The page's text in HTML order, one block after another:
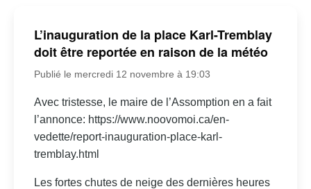
L’inauguration de la place Karl-Tremblay
doit être reportée en raison de la météo
Publié le mercredi 12 novembre à 19:03
Avec tristesse, le maire de l’Assomption en a fait
l’annonce: https://www.noovomoi.ca/en-
vedette/report-inauguration-place-karl-
tremblay.html
Les fortes chutes de neige des dernières heures